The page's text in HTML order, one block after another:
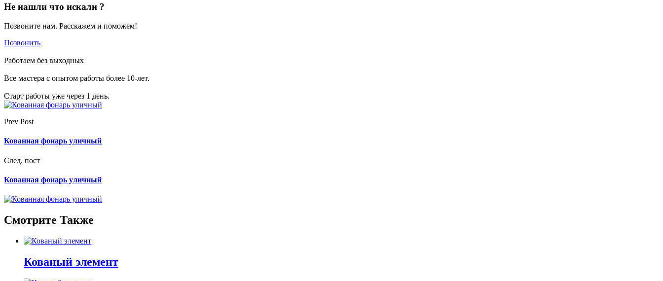
Не нашли что искали ?
Позвоните нам. Расскажем и поможем!
Позвонить
Работаем без выходных
Все мастера с опытом работы более 10-лет.
Старт работы уже через 1 день.
Prev Post
Кованная фонарь уличный
След. пост
Кованная фонарь уличный
Смотрите Также
Кованый элемент